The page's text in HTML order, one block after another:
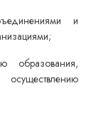
и
образования,